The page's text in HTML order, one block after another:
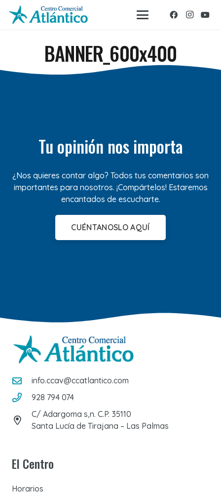
BANNER_600x400
Tu opinión nos importa
¿Nos quieres contar algo? Todos tus comentarios son
importantes para nosotros. ¡Compártelos! Estaremos
encantados de escucharte.
CUÉNTANOSLO AQUÍ
info.ccav@ccatlantico.com
928 794 074
C/ Adargoma s,n. C.P. 35110
Santa Lucía de Tirajana – Las Palmas
El Centro
Horarios